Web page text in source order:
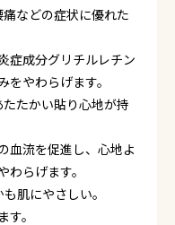
などの症状に優れた
症成分グリチルレチン
やわらげます。
たかい貼り心地が持
血流を促進し、心地よ
らげます。
肌にやさしい。
。